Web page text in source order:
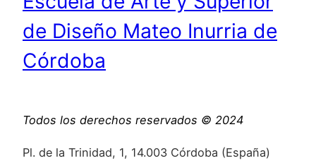
de Diseño Mateo Inurria de
Córdoba
Todos los derechos reservados © 2024
Pl. de la Trinidad, 1, 14.003 Córdoba (España)